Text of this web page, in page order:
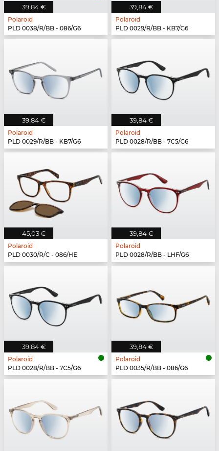
39,84 €
Polaroid
PLD 0038/R/BB - 086/G6
39,84 €
Polaroid
PLD 0029/R/BB - KB7/G6
39,84 €
Polaroid
PLD 0029/R/BB - KB7/G6
39,84 €
Polaroid
PLD 0028/R/BB - 7C5/G6
45,03 €
Polaroid
PLD 0030/R/C - 086/HE
39,84 €
Polaroid
PLD 0028/R/BB - LHF/G6
39,84 €
Polaroid
PLD 0028/R/BB - 7C5/G6
39,84 €
Polaroid
PLD 0035/R/BB - 086/G6